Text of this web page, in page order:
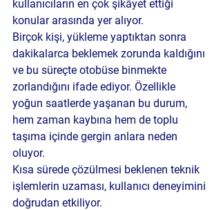
kullanıcıların en çok şikâyet ettiği
konular arasında yer alıyor.
Birçok kişi, yükleme yaptıktan sonra
dakikalarca beklemek zorunda kaldığını
ve bu süreçte otobüse binmekte
zorlandığını ifade ediyor. Özellikle
yoğun saatlerde yaşanan bu durum,
hem zaman kaybına hem de toplu
taşıma içinde gergin anlara neden
oluyor.
Kısa sürede çözülmesi beklenen teknik
işlemlerin uzaması, kullanıcı deneyimini
doğrudan etkiliyor.